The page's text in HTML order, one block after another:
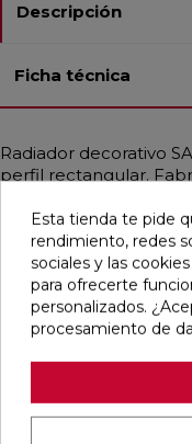
Descripción
Ficha técnica
Radiador decorativo
perfil rectangular.
Proporciona un calor
estancia, ideal para
bombas de calor o
en diferentes
hasta 3272 W.
el mismo color del
con varias
Esta tienda te pide
rendimiento, redes
sociales y las
para ofrecerte
personalizados.
procesamiento de